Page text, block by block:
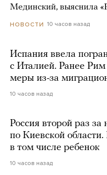
Мединский, выяснила
НОВОСТИ 10 часов назад
Испания ввела
с Италией. Ранее
меры из-за
10 часов назад
Россия второй раз
по Киевской
в том числе ребенок
10 часов назад